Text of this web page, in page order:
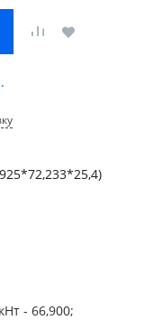
- 66,900;